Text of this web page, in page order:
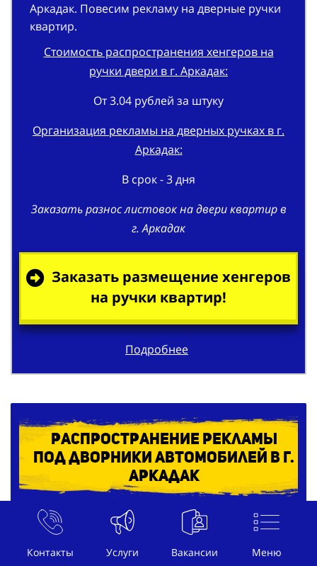
Контакты Услуги Вакансии Меню
Аркадак. Повесим рекламу на дверные ручки
квартир.
Стоимость распространения хенгеров на
ручки двери в г. Аркадак:
От 3.04 рублей за штуку
Организация рекламы на дверных ручках в г.
Аркадак:
В срок - 3 дня
Заказать разнос листовок на двери квартир в
г. Аркадак
Заказать размещение хенгеров
на ручки квартир!
Подробнее
Распространение рекламы
под дворники автомобилей в г.
Аркадак